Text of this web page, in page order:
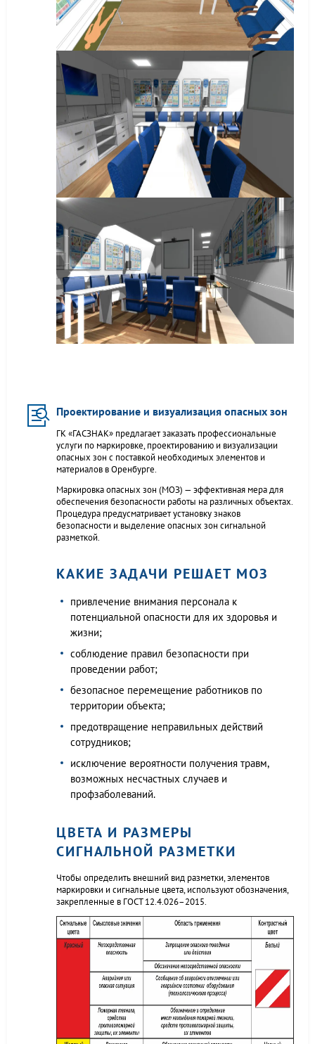
Проектирование и визуализация опасных зон
ГК «ГАСЗНАК» предлагает заказать профессиональные
услуги по маркировке, проектированию и визуализации
опасных зон с поставкой необходимых элементов и
материалов в Оренбурге.
Маркировка опасных зон (МОЗ) — эффективная мера для
обеспечения безопасности работы на различных объектах.
Процедура предусматривает установку знаков
безопасности и выделение опасных зон сигнальной
разметкой.
КАКИЕ ЗАДАЧИ РЕШАЕТ МОЗ
привлечение внимания персонала к
потенциальной опасности для их здоровья и
жизни;
соблюдение правил безопасности при
проведении работ;
безопасное перемещение работников по
территории объекта;
предотвращение неправильных действий
сотрудников;
исключение вероятности получения травм,
возможных несчастных случаев и
профзаболеваний.
ЦВЕТА И РАЗМЕРЫ
СИГНАЛЬНОЙ РАЗМЕТКИ
Чтобы определить внешний вид разметки, элементов
маркировки и сигнальные цвета, используют обозначения,
закрепленные в ГОСТ 12.4.026–2015.